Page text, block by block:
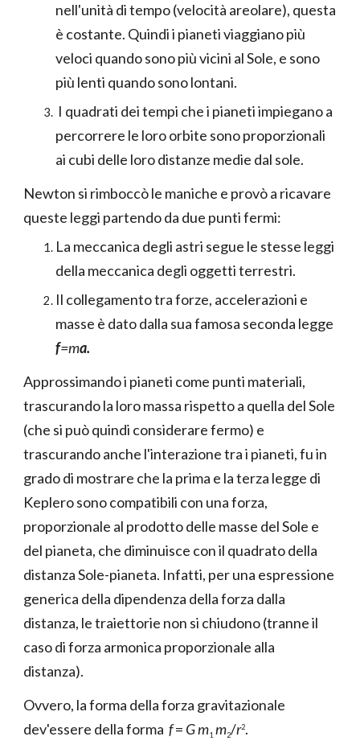
nell'unità di tempo (velocità areolare), questa
è costante. Quindi i pianeti viaggiano più
veloci quando sono più vicini al Sole, e sono
più lenti quando sono lontani.
I quadrati dei tempi che i pianeti impiegano a
percorrere le loro orbite sono proporzionali
ai cubi delle loro distanze medie dal sole.
Newton si rimboccò le maniche e provò a ricavare
queste leggi partendo da due punti fermi:
La meccanica degli astri segue le stesse leggi
della meccanica degli oggetti terrestri.
Il collegamento tra forze, accelerazioni e
masse è dato dalla sua famosa seconda legge
f=ma.
Approssimando i pianeti come punti materiali,
trascurando la loro massa rispetto a quella del Sole
(che si può quindi considerare fermo) e
trascurando anche l'interazione tra i pianeti, fu in
grado di mostrare che la prima e la terza legge di
Keplero sono compatibili con una forza,
proporzionale al prodotto delle masse del Sole e
del pianeta, che diminuisce con il quadrato della
distanza Sole-pianeta. Infatti, per una espressione
generica della dipendenza della forza dalla
distanza, le traiettorie non si chiudono (tranne il
caso di forza armonica proporzionale alla
distanza).
Ovvero, la forma della forza gravitazionale
dev'essere della formaf= G m1 m2/r2.